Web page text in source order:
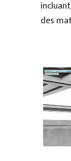
des